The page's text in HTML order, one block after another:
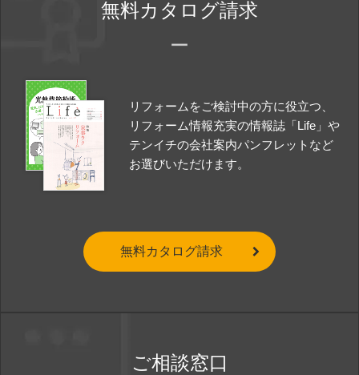
無料カタログ請求
リフォームをご検討中の方に役立つ、
リフォーム情報充実の情報誌「Life」や
テンイチの会社案内パンフレットなど
お選びいただけます。
無料カタログ請求
ご相談窓口